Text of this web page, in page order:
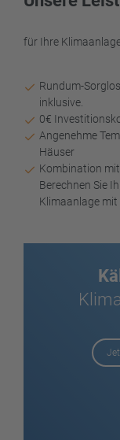
für Ihre
Rundum-
inklusive.
0€
Angenehme
Häuser
Kombination
Berechnen Sie
Klimaanlage